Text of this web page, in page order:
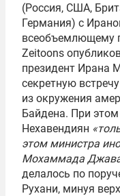
(Россия, США,
Германия) с
всеобъемлющему
Zeitoons
президент Ирана
секретную
из окружения
Байдена. При
Нехавендиян
этом министра
Мохаммада
делалось по
Рухани, минуя